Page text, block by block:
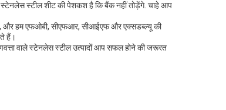
स्टेनलेस स्टील शीट की पेशकश है कि बैंक नहीं तोड़ेंगे. चाहे आप
और हम एफओबी, सीएफआर, सीआईएफ और एक्सडब्ल्यू की
हैं।
वाले स्टेनलेस स्टील उत्पादों आप सफल होने की जरूरत